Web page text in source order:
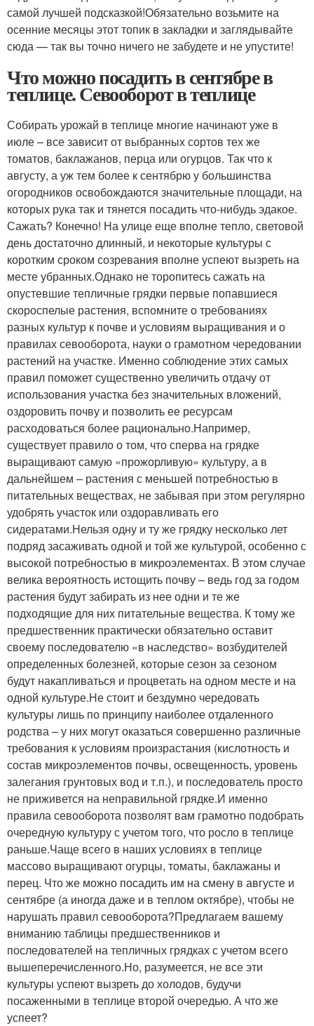
самой лучшей подсказкой!Обязательно возьмите на
осенние месяцы этот топик в закладки и заглядывайте
сюда — так вы точно ничего не забудете и не упустите!
Что можно посадить в сентябре в
теплице. Севооборот в теплице
Собирать урожай в теплице многие начинают уже в
июле – все зависит от выбранных сортов тех же
томатов, баклажанов, перца или огурцов. Так что к
августу, а уж тем более к сентябрю у большинства
огородников освобождаются значительные площади, на
которых рука так и тянется посадить что-нибудь эдакое.
Сажать? Конечно! На улице еще вполне тепло, световой
день достаточно длинный, и некоторые культуры с
коротким сроком созревания вполне успеют вызреть на
месте убранных.Однако не торопитесь сажать на
опустевшие тепличные грядки первые попавшиеся
скороспелые растения, вспомните о требованиях
разных культур к почве и условиям выращивания и о
правилах севооборота, науки о грамотном чередовании
растений на участке. Именно соблюдение этих самых
правил поможет существенно увеличить отдачу от
использования участка без значительных вложений,
оздоровить почву и позволить ее ресурсам
расходоваться более рационально.Например,
существует правило о том, что сперва на грядке
выращивают самую «прожорливую» культуру, а в
дальнейшем – растения с меньшей потребностью в
питательных веществах, не забывая при этом регулярно
удобрять участок или оздоравливать его
сидератами.Нельзя одну и ту же грядку несколько лет
подряд засаживать одной и той же культурой, особенно с
высокой потребностью в микроэлементах. В этом случае
велика вероятность истощить почву – ведь год за годом
растения будут забирать из нее одни и те же
подходящие для них питательные вещества. К тому же
предшественник практически обязательно оставит
своему последователю «в наследство» возбудителей
определенных болезней, которые сезон за сезоном
будут накапливаться и процветать на одном месте и на
одной культуре.Не стоит и бездумно чередовать
культуры лишь по принципу наиболее отдаленного
родства – у них могут оказаться совершенно различные
требования к условиям произрастания (кислотность и
состав микроэлементов почвы, освещенность, уровень
залегания грунтовых вод и т.п.), и последователь просто
не приживется на неправильной грядке.И именно
правила севооборота позволят вам грамотно подобрать
очередную культуру с учетом того, что росло в теплице
раньше.Чаще всего в наших условиях в теплице
массово выращивают огурцы, томаты, баклажаны и
перец. Что же можно посадить им на смену в августе и
сентябре (а иногда даже и в теплом октябре), чтобы не
нарушать правил севооборота?Предлагаем вашему
вниманию таблицы предшественников и
последователей на тепличных грядках с учетом всего
вышеперечисленного.Но, разумеется, не все эти
культуры успеют вызреть до холодов, будучи
посаженными в теплице второй очередью. А что же
успеет?